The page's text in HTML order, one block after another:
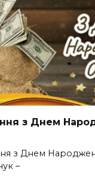
з Днем
з Днем
–